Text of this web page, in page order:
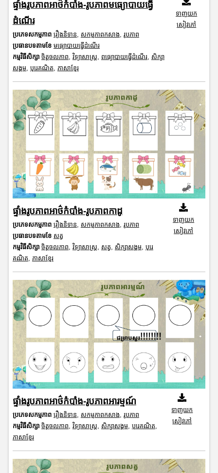
ផ្ទាំងរូបភាពអាថ៌កំបាំង-រូបភាពមធ្យោបាយធ្វើ
ដំណើរ
ប្រភេទសកម្មភាព រឿងនិទាន, សកម្មភាពកសាង, រូបភាព
ប្រធានបទតាមខែ មធ្យោបាយធ្វើដំណើរ
កម្មវិធីសិក្សា ចិត្តចលភាព, វិទ្យាសាស្រ្ត, ពធ្យោបាយធ្វើដំណើរ, សិក្សា
សង្គម, បុរេគណិត, ភាសាខ្មែរ
ទាញយក
សៀវភៅ
ផ្ទាំងរូបភាពអាថ៌កំបាំង-រូបភាពកាដូ
ប្រភេទសកម្មភាព រឿងនិទាន សកម្មភាពកសាង រូបភាព
ប្រធានបទតាមខែ សត្វ
កម្មវិធីសិក្សា ចិត្តចលភាព វិទ្យាសាស្រ្ត សត្វ សិក្សាសង្គម, បុរេ
គណិត ភាសាខ្មែរ
ទាញយក
សៀវភៅ
ផ្ទាំងរូបភាពអាថ៌កំបាំង-រូបភាពអារម្មណ៍
ប្រភេទសកម្មភាព រឿងនិទាន សកម្មភាពកសាង រូបភាព
កម្មវិធីសិក្សា ចិត្តចលភាព វិទ្យាសាស្រ្ត សិក្សាសង្គម, បុរេគណិត
ភាសាខ្មែរ
ទាញយក
សៀវភៅ